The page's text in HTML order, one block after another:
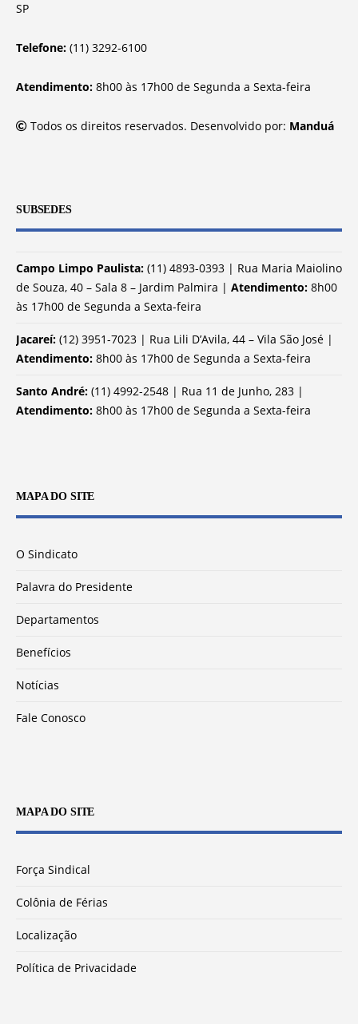
SP
Telefone: (11) 3292-6100
Atendimento: 8h00 às 17h00 de Segunda a Sexta-feira
Todos os direitos reservados. Desenvolvido por: Manduá
SUBSEDES
Campo Limpo Paulista: (11) 4893-0393 | Rua Maria Maiolino
de Souza, 40 – Sala 8 – Jardim Palmira | Atendimento: 8h00
às 17h00 de Segunda a Sexta-feira
Jacareí: (12) 3951-7023 | Rua Lili D’Avila, 44 – Vila São José |
Atendimento: 8h00 às 17h00 de Segunda a Sexta-feira
Santo André: (11) 4992-2548 | Rua 11 de Junho, 283 |
Atendimento: 8h00 às 17h00 de Segunda a Sexta-feira
MAPA DO SITE
O Sindicato
Palavra do Presidente
Departamentos
Benefícios
Notícias
Fale Conosco
MAPA DO SITE
Força Sindical
Colônia de Férias
Localização
Política de Privacidade